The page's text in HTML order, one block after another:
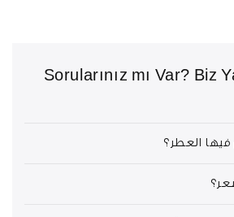
Sorularınız mı Var? Biz
فيها العطر؟